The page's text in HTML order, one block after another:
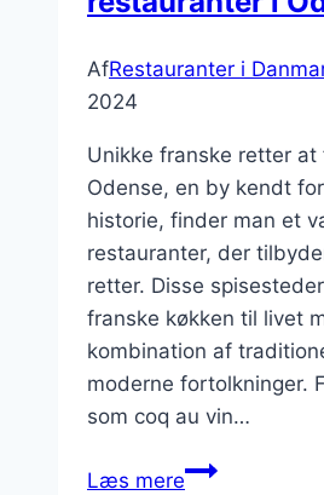
AfRestauranter i
2024
Unikke franske retter at
Odense, en by kendt
historie, finder man et
restauranter, der
retter. Disse
franske køkken til livet
kombination af
moderne fortolkninger.
som coq au vin…
Læs mereUnikke